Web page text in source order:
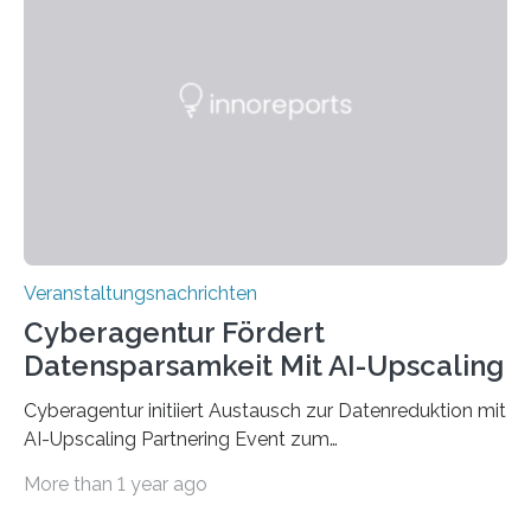
„QUAZAR“ mit insgesamt 1,15 Millionen Euro über vier
Veranstaltungsnachrichten
Cyberagentur Fördert
Datensparsamkeit Mit AI-Upscaling
Cyberagentur initiiert Austausch zur Datenreduktion mit
AI-Upscaling Partnering Event zum
innovative DatenverarbeitungDie Agentur für
More than 1 year ago